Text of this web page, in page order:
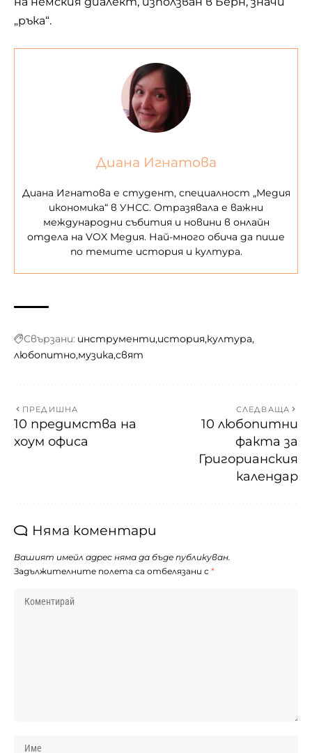
„ръка“.
Диана Игнатова
Диана Игнатова е студент, специалност „Медия
икономика“ в УНСС. Отразявала е важни
международни събития и новини в онлайн
отдела на VOX Медия. Най-много обича да пише
по темите история и култура.
Свързани: инструменти история култура
любопитно музика свят
ПРЕДИШНА
10 предимства на
хоум офиса
СЛЕДВАЩА
10 любопитни
факта за
Григорианския
календар
Няма коментари
Вашият имейл адрес няма да бъде публикуван.
Задължителните полета са отбелязани с *